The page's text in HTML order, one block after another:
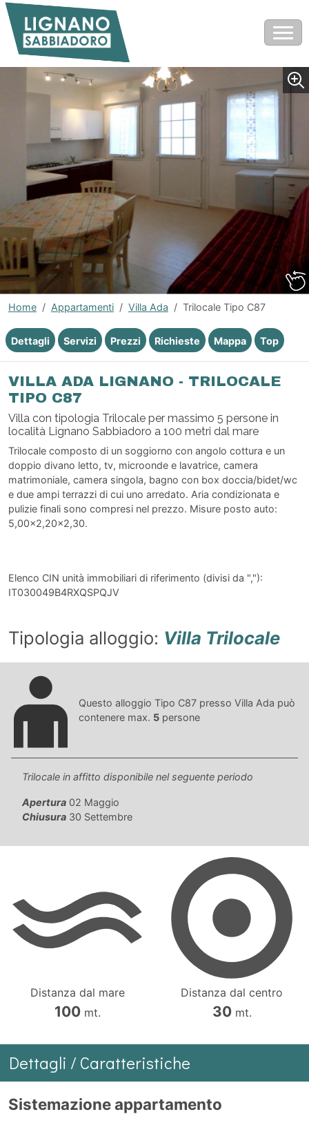
Home Appartamenti Villa Ada Trilocale Tipo C87
VILLA ADA LIGNANO - TRILOCALE
TIPO C87
Villa con tipologia Trilocale per massimo 5 persone in
località Lignano Sabbiadoro a 100 metri dal mare
Trilocale composto di un soggiorno con angolo cottura e un
doppio divano letto, tv, microonde e lavatrice, camera
matrimoniale, camera singola, bagno con box doccia/bidet/wc
e due ampi terrazzi di cui uno arredato. Aria condizionata e
pulizie finali sono compresi nel prezzo. Misure posto auto:
5,00x2,20x2,30.
Elenco CIN unità immobiliari di riferimento (divisi da ","):
IT030049B4RXQSPQJV
Dettagli Servizi Prezzi Richieste Mappa Top
Tipologia alloggio: Villa Trilocale
Questo alloggio Tipo C87 presso Villa Ada può
contenere max. 5 persone
Trilocale in affitto disponibile nel seguente periodo
Apertura 02 Maggio
Chiusura 30 Settembre
Distanza dal mare
100mt.
Distanza dal centro
30mt.
Dettagli / Caratteristiche
Sistemazione appartamento